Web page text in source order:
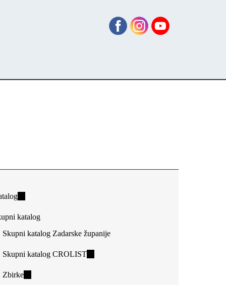
(link
external)
katalog
Skupni katalog Zadarske županije
Skupni katalog CROLIST(link
Zbirke(link